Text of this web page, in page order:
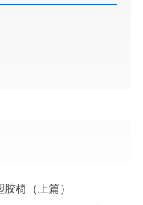
椅（上篇）